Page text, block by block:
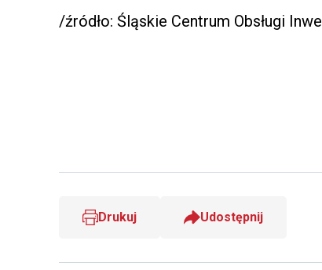
/źródło: Śląskie Centrum Obsługi
Drukuj Udostępnij